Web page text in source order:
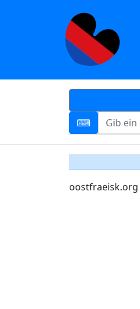
oostfraeisk.org